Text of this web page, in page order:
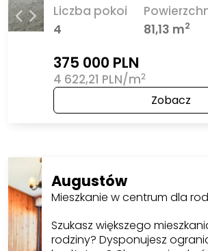
Liczba pokoi
4
81,13 m2
375 000 PLN
4 622,21 PLN/m2
Zobacz
Augustów
Mieszkanie w centrum dla
Szukasz większego
rodziny? Dysponujesz